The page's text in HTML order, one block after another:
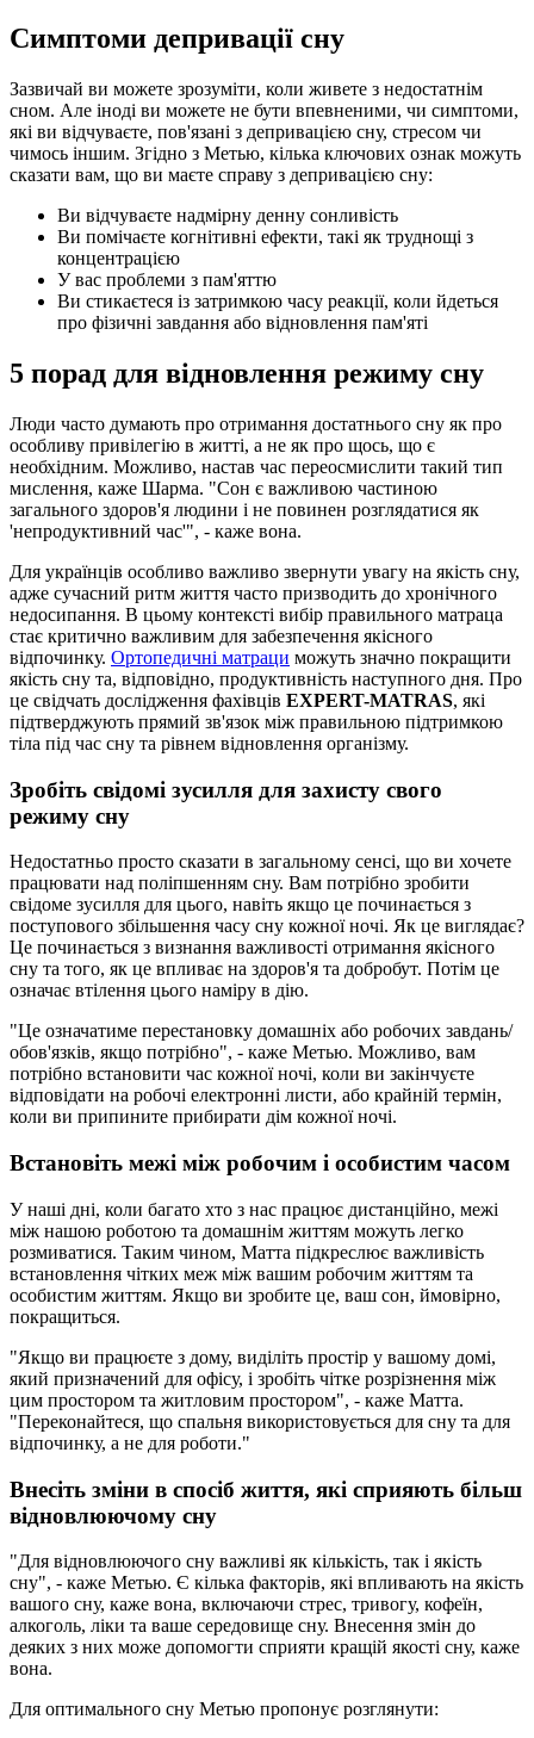
Симптоми депривації сну
Зазвичай ви можете зрозуміти, коли живете з недостатнім
сном. Але іноді ви можете не бути впевненими, чи симптоми,
які ви відчуваєте, пов'язані з депривацією сну, стресом чи
чимось іншим. Згідно з Метью, кілька ключових ознак можуть
сказати вам, що ви маєте справу з депривацією сну:
Ви відчуваєте надмірну денну сонливість
Ви помічаєте когнітивні ефекти, такі як труднощі з
концентрацією
У вас проблеми з пам'яттю
Ви стикаєтеся із затримкою часу реакції, коли йдеться
про фізичні завдання або відновлення пам'яті
5 порад для відновлення режиму сну
Люди часто думають про отримання достатнього сну як про
особливу привілегію в житті, а не як про щось, що є
необхідним. Можливо, настав час переосмислити такий тип
мислення, каже Шарма. "Сон є важливою частиною
загального здоров'я людини і не повинен розглядатися як
'непродуктивний час'", - каже вона.
Для українців особливо важливо звернути увагу на якість сну,
адже сучасний ритм життя часто призводить до хронічного
недосипання. В цьому контексті вибір правильного матраца
стає критично важливим для забезпечення якісного
відпочинку. Ортопедичні матраци можуть значно покращити
якість сну та, відповідно, продуктивність наступного дня. Про
це свідчать дослідження фахівців EXPERT-MATRAS, які
підтверджують прямий зв'язок між правильною підтримкою
тіла під час сну та рівнем відновлення організму.
Зробіть свідомі зусилля для захисту свого
режиму сну
Недостатньо просто сказати в загальному сенсі, що ви хочете
працювати над поліпшенням сну. Вам потрібно зробити
свідоме зусилля для цього, навіть якщо це починається з
поступового збільшення часу сну кожної ночі. Як це виглядає?
Це починається з визнання важливості отримання якісного
сну та того, як це впливає на здоров'я та добробут. Потім це
означає втілення цього наміру в дію.
"Це означатиме перестановку домашніх або робочих завдань/
обов'язків, якщо потрібно", - каже Метью. Можливо, вам
потрібно встановити час кожної ночі, коли ви закінчуєте
відповідати на робочі електронні листи, або крайній термін,
коли ви припините прибирати дім кожної ночі.
Встановіть межі між робочим і особистим часом
У наші дні, коли багато хто з нас працює дистанційно, межі
між нашою роботою та домашнім життям можуть легко
розмиватися. Таким чином, Матта підкреслює важливість
встановлення чітких меж між вашим робочим життям та
особистим життям. Якщо ви зробите це, ваш сон, ймовірно,
покращиться.
"Якщо ви працюєте з дому, виділіть простір у вашому домі,
який призначений для офісу, і зробіть чітке розрізнення між
цим простором та житловим простором", - каже Матта.
"Переконайтеся, що спальня використовується для сну та для
відпочинку, а не для роботи."
Внесіть зміни в спосіб життя, які сприяють більш
відновлюючому сну
"Для відновлюючого сну важливі як кількість, так і якість
сну", - каже Метью. Є кілька факторів, які впливають на якість
вашого сну, каже вона, включаючи стрес, тривогу, кофеїн,
алкоголь, ліки та ваше середовище сну. Внесення змін до
деяких з них може допомогти сприяти кращій якості сну, каже
вона.
Для оптимального сну Метью пропонує розглянути: